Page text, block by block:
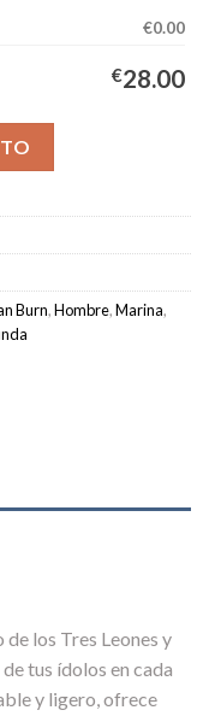
€0.00
€28.00
Hombre 2026/2027 -
Burn,Hombre,Marina,
los Tres Leones y
tus ídolos en cada
y ligero, ofrece